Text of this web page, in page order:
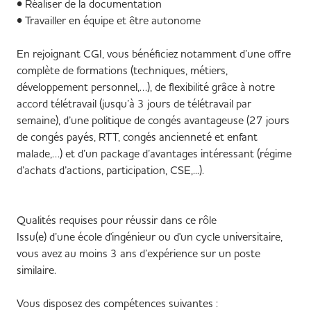
• Réaliser de la documentation
• Travailler en équipe et être autonome
En rejoignant CGI, vous bénéficiez notamment d’une offre
complète de formations (techniques, métiers,
développement personnel,…), de flexibilité grâce à notre
accord télétravail (jusqu’à 3 jours de télétravail par
semaine), d’une politique de congés avantageuse (27 jours
de congés payés, RTT, congés ancienneté et enfant
malade,…) et d’un package d’avantages intéressant (régime
d’achats d’actions, participation, CSE,...).
Qualités requises pour réussir dans ce rôle
Issu(e) d’une école d'ingénieur ou d'un cycle universitaire,
vous avez au moins 3 ans d’expérience sur un poste
similaire.
Vous disposez des compétences suivantes :